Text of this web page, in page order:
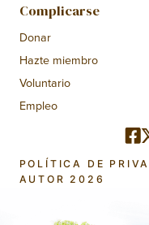
Complicarse
Donar
Hazte miembro
Voluntario
Empleo
POLÍTICA DE
AUTOR 2026